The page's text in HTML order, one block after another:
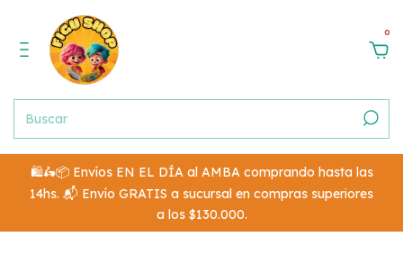
0
🛍️🛵📦 Envíos EN EL DÍA al AMBA comprando hasta las
14hs. 📬 Envío GRATIS a sucursal en compras superiores
a los $130.000.